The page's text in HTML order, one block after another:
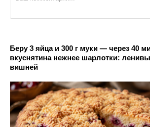
Беру 3 яйца и 300 г муки — через 40
вкуснятина нежнее шарлотки:
вишней